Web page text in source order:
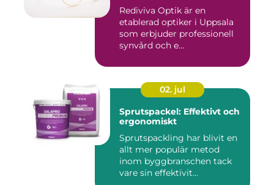
Rediviva Optik är en
etablerad optiker i Uppsala
som erbjuder professionell
synvård och e...
02. jul
Sprutspackel: Effektivt och
ergonomiskt
Sprutspackling har blivit en
allt mer populär metod
inom byggbranschen tack
vare sin effektivit...